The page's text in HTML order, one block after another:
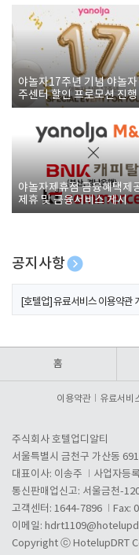
야놀자17주년 기념 야놀
주센터 할인 프로모션 진행
야놀자제휴점 금융혜택제
제휴 및 금융서비스 게시
공지사항
[호텔업] 개인정보 처리방침 개
[호텔업] 유료서비스 이용약관
홈
이용약관 유료서비
주식회사 호텔업디알티
서울특별시 금천구 가산동
대표이사: 이송주
사업자등
통신판매업신고: 서울금천-
고객센터: 1644-7896
Fax:
이메일:
Copyright ⓒ HotelupDRT